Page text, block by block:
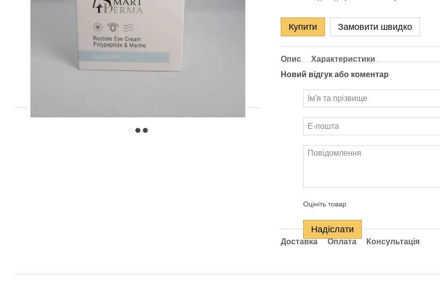
Купити Замовити швидко
Опис
Характеристики
Новий відгук або коментар
Оцініть товар
Надіслати
Доставка Оплата Консультація